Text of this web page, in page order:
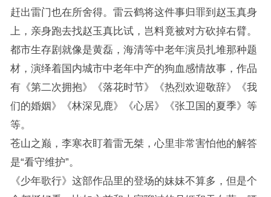
赶出雷门也在所舍得。雷云鹤将这件事归罪到赵玉真身
上，亲身跑去找赵玉真比试，岂料竟被对方砍掉右臂。
都市生存剧就像是黄磊，海清等中老年演员扎堆那种题
材，演绎着国内城市中老年中产的狗血感情故事，作品
有《第二次拥抱》《落花时节》《热烈欢迎敬辞》《我
们的婚姻》《林深见鹿》《心居》《张卫国的夏季》等
等。
苍山之巅，李寒衣盯着雷无桀，心里非常害怕他的解答
是“看守维护”。
《少年歌行》这部作品里的登场的妹妹不算多，但是个